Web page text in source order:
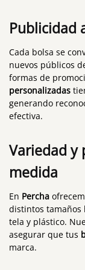
Publicidad
Cada bolsa se
nuevos públicos
formas de
personalizadas
generando
efectiva.
Variedad y
medida
En Percha
distintos tamaños
tela y plástico.
asegurar que tus
marca.